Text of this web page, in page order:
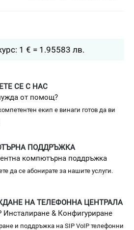
1 € = 1.95583 лв.
СЕ С НАС
от помощ?
екип е винаги готов да ви
ПОДДРЪЖКА
компютърна поддръжка
да се абонирате за нашите услуги.
НА ТЕЛЕФОННА ЦЕНТРАЛА
Инсталиране & Конфигуриране
и поддръжка на SIP VoIP телефонни